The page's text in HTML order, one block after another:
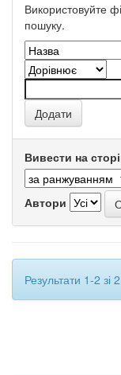
Використовуйте
пошуку.
Вивести на
Автори
Результати 1-2 зі